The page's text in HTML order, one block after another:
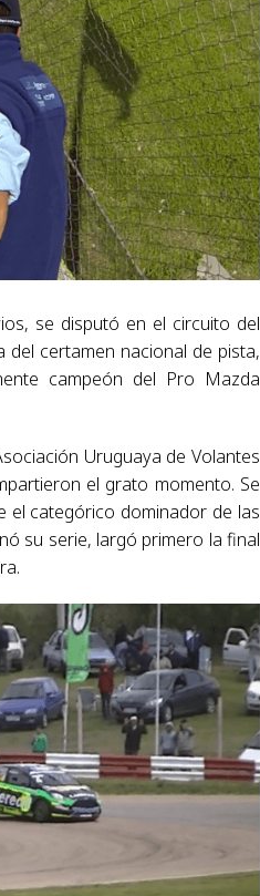
se disputó en el circuito del
del certamen nacional de pista,
campeón del Pro Mazda
Uruguaya de Volantes
el grato momento. Se
el categórico dominador de las
su serie, largó primero la final